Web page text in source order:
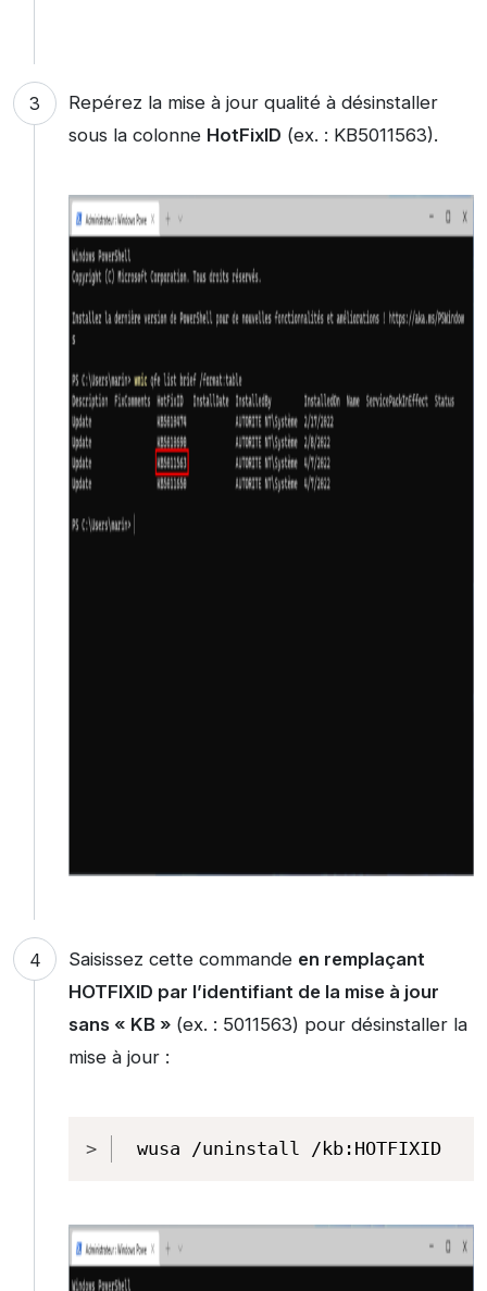
Repérez la mise à jour qualité à désinstaller
sous la colonne HotFixID (ex. : KB5011563).
Saisissez cette commande en remplaçant
HOTFIXID par l’identifiant de la mise à jour
sans « KB » (ex. : 5011563) pour désinstaller la
mise à jour :
wusa /uninstall /kb:HOTFIXIDCopy